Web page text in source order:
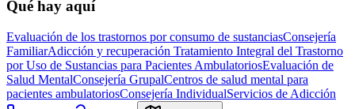
Qué hay aquí
Evaluación de los trastornos por consumo de sustanciasConsejería
FamiliarAdicción y recuperación Tratamiento Integral del Trastorno
por Uso de Sustancias para Pacientes AmbulatoriosEvaluación de
Salud MentalConsejería GrupalCentros de salud mental para
pacientes ambulatoriosConsejería IndividualServicios de Adicción